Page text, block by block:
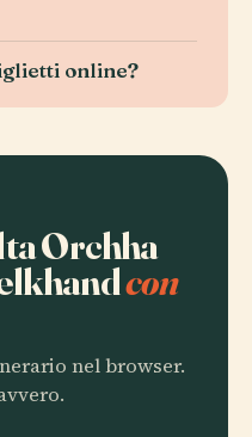
online?
Orchha
con
nel browser.